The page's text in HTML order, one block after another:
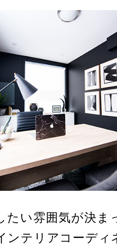
たい雰囲気が決ま
ンテリアコーディ